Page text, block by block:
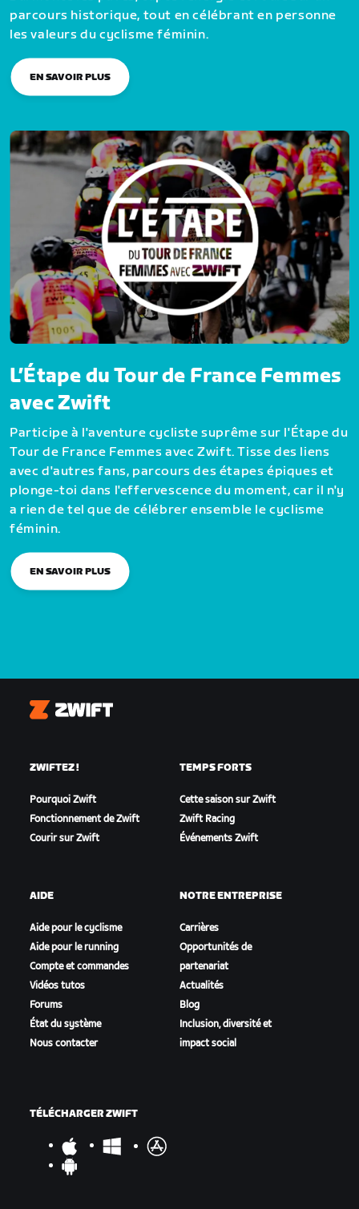
parcours historique, tout en célébrant en personne
les valeurs du cyclisme féminin.
EN SAVOIR PLUS
L’Étape du Tour de France Femmes
avec Zwift
Participe à l'aventure cycliste suprême sur l'Étape du
Tour de France Femmes avec Zwift. Tisse des liens
avec d'autres fans, parcours des étapes épiques et
plonge-toi dans l'effervescence du moment, car il n'y
a rien de tel que de célébrer ensemble le cyclisme
féminin.
EN SAVOIR PLUS
Zwift
ZWIFTEZ !
Pourquoi Zwift
Fonctionnement de Zwift
Courir sur Zwift
TEMPS FORTS
Cette saison sur Zwift
Zwift Racing
Événements Zwift
AIDE
Aide pour le cyclisme
Aide pour le running
Compte et commandes
Vidéos tutos
Forums
État du système
Nous contacter
NOTRE ENTREPRISE
Carrières
Opportunités de
partenariat
Actualités
Blog
Inclusion, diversité et
impact social
TÉLÉCHARGER ZWIFT